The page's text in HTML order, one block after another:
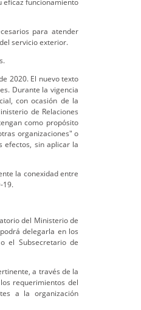
eficaz funcionamiento
para atender
servicio exterior.
2020. El nuevo texto
Durante la vigencia
con ocasión de la
de Relaciones
como propósito
organizaciones" o
efectos, sin aplicar la
la conexidad entre
19.
del Ministerio de
delegarla en los
el Subsecretario de
a través de la
requerimientos del
a la organización